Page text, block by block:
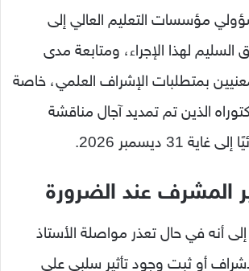
مؤسسات التعليم العالي إلى
السليم لهذا الإجراء، ومتابعة مدى
بمتطلبات الإشراف العلمي، خاصة
الذين تم تمديد آجال مناقشة
31 ديسمبر 2026.
المشرف عند الضرورة
أنه في حال تعذر مواصلة الأستاذ
أو ثبت وجود تأثير سلبي على